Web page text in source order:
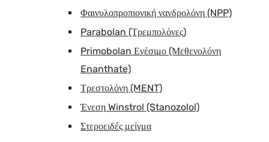
Φαινυλοπροπιονική νανδρολόνη (NPP)
Parabolan (Τρεμπολόνες)
Primobolan Ενέσιμο (Μεθενολόνη
Enanthate)
Τρεστολόνη (MENT)
Ένεση Winstrol (Stanozolol)
Στεροειδές μείγμα